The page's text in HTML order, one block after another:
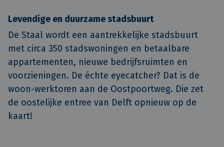
Levendige en duurzame stadsbuurt
De Staal wordt een aantrekkelijke stadsbuurt
met circa 350 stadswoningen en betaalbare
appartementen, nieuwe bedrijfsruimten en
voorzieningen. De échte eyecatcher? Dat is de
woon-werktoren aan de Oostpoortweg. Die zet
de oostelijke entree van Delft opnieuw op de
kaart!